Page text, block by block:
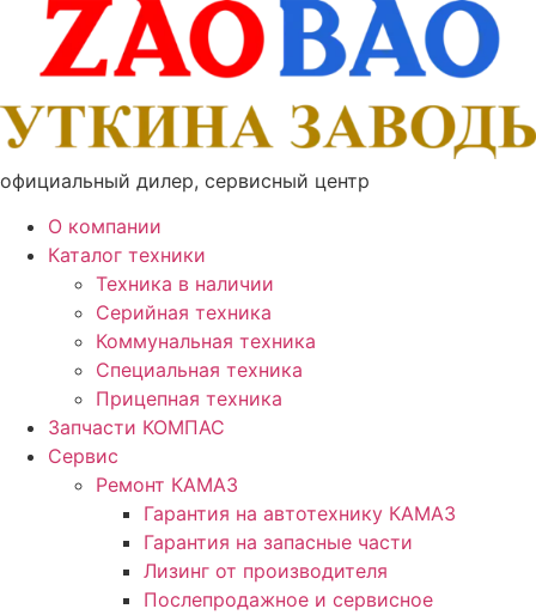
Перейти
содержимому
официальный дилер, сервисный центр
О компании
Каталог техники
Техника в наличии
Серийная техника
Коммунальная техника
Специальная техника
Прицепная техника
Запчасти КОМПАС
Сервис
Ремонт КАМАЗ
Гарантия на автотехнику КАМАЗ
Гарантия на запасные части
Лизинг от производителя
Послепродажное и сервисное